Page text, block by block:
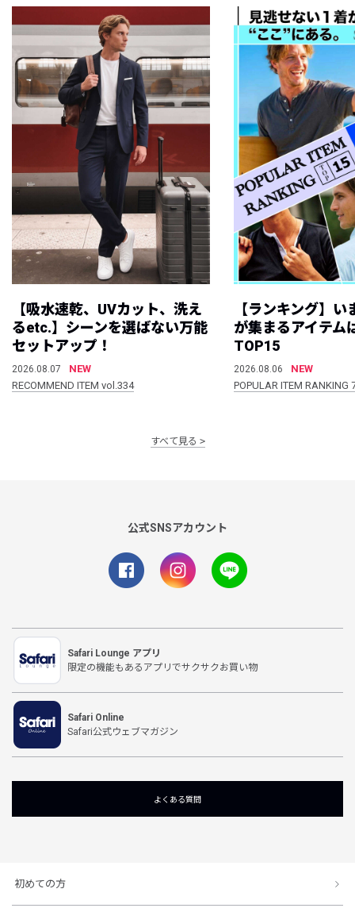
【吸水速乾、UVカット、洗え
るetc.】シーンを選ばない万能
セットアップ！
2026.08.07
NEW
RECOMMEND ITEM vol.334
【ランキング】
が集まるアイテム
TOP15
2026.08.06
NEW
POPULAR ITEM
すべて見る
公式SNSアカウント
Safari Lounge アプリ
限定の機能もあるアプリでサクサクお買い物
Safari Online
Safari公式ウェブマガジン
よくある質問
初めての方